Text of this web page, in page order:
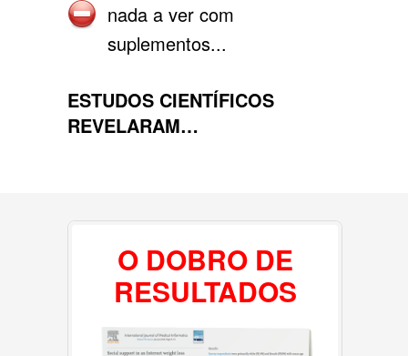
nada a ver com
suplementos...
ESTUDOS CIENTÍFICOS
REVELARAM…
O DOBRO DE
RESULTADOS